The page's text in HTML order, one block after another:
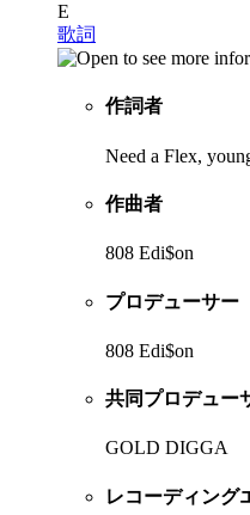
E
歌詞
作詞者
Need a Flex,
作曲者
808 Edi$on
プロデューサー
808 Edi$on
共同プロデュー
GOLD DIGGA
レコーディング